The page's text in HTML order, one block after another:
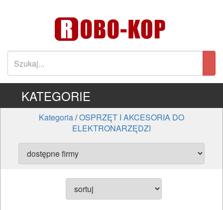
KATEGORIE
Kategoria/OSPRZĘT I AKCESORIA DO
ELEKTRONARZĘDZI